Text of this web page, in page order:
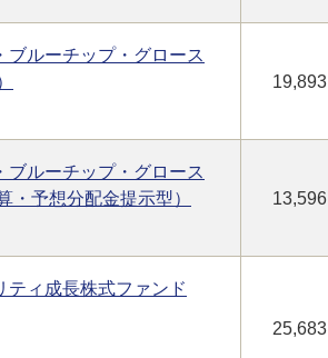
ブルーチップ・グロース
19,893
ブルーチップ・グロース
・予想分配金提示型）
13,596
ティ成長株式ファンド
25,683